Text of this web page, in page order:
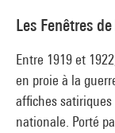
développement
tout engagement
la voie de
l’année 1920 et
une place
Les Fenêtres
Entre 1919 et
en proie à la
affiches satiriques
nationale. Porté